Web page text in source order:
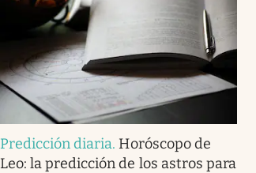
Predicción diaria. Horóscopo de
Leo: la predicción de los astros para